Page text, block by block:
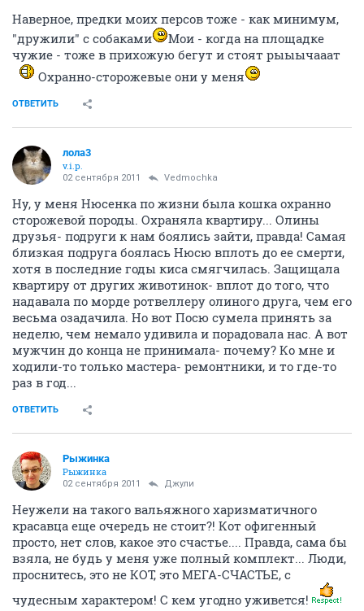
Наверное, предки моих персов тоже - как минимум,
"дружили" с собаками
Мои - когда на площадке
чужие - тоже в прихожую бегут и стоят рыыычааат
Охранно-сторожевые они у меня
ОТВЕТИТЬ
лола3
v.i.p.
02 сентября 2011 Vedmochka
Ну, у меня Нюсенка по жизни была кошка охранно
сторожевой породы. Охраняла квартиру... Олины
друзья- подруги к нам боялись зайти, правда! Самая
близкая подруга боялась Нюсю вплоть до ее смерти,
хотя в последние годы киса смягчилась. Защищала
квартиру от других животинок- вплот до того, что
надавала по морде ротвеллеру олиного друга, чем его
весьма озадачила. Но вот Посю сумела принять за
неделю, чем немало удивила и порадовала нас. А вот
мужчин до конца не принимала- почему? Ко мне и
ходили-то только мастера- ремонтники, и то где-то
раз в год...
ОТВЕТИТЬ
Рыжинка
Рыжинка
02 сентября 2011 Джули
Неужели на такого вальяжного харизматичного
красавца еще очередь не стоит?! Кот офигенный
просто, нет слов, какое это счастье.... Правда, сама бы
взяла, не будь у меня уже полный комплект... Люди,
проснитесь, это не КОТ, это МЕГА-СЧАСТЬЕ, с
чудесным характером! С кем угодно уживется!